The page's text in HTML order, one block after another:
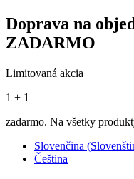
Doprava na
ZADARMO
Limitovaná akcia
1 + 1
zadarmo. Na všetky
Slovenčina (
Čeština